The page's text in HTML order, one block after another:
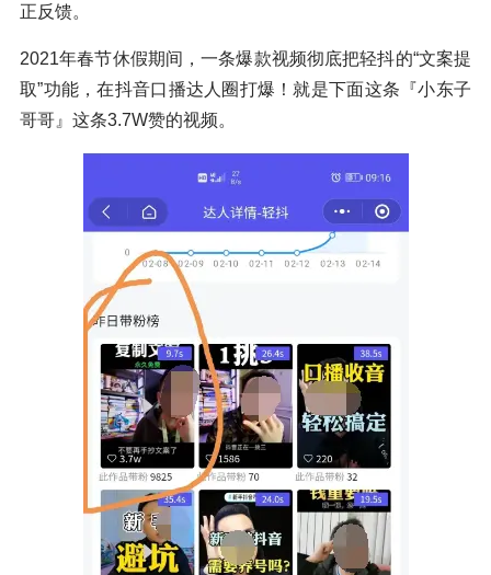
正反馈。
2021年春节休假期间，一条爆款视频彻底把轻抖的“文案提
取”功能，在抖音口播达人圈打爆！就是下面这条『小东子
哥哥』这条3.7W赞的视频。